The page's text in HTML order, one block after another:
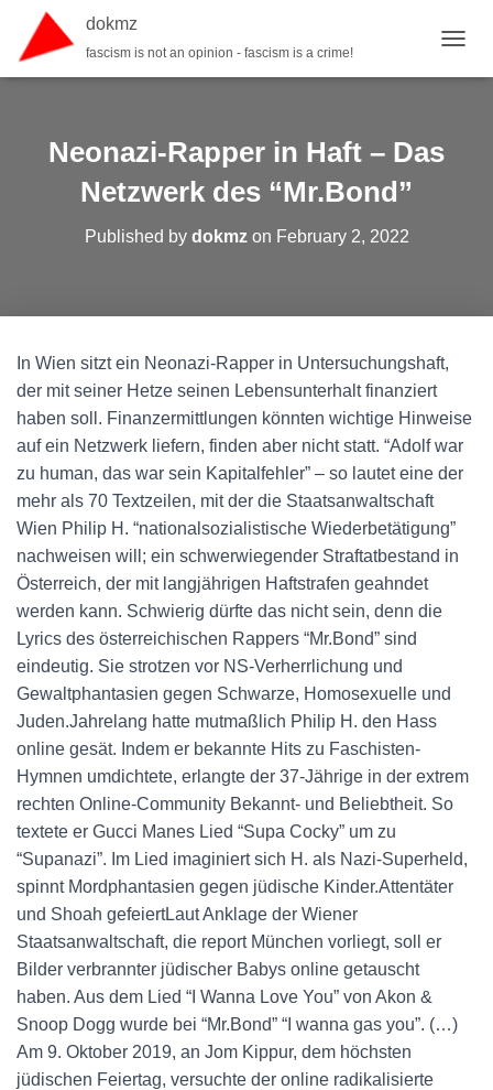
dokmz
fascism is not an opinion - fascism is a crime!
Neonazi-Rapper in Haft – Das
Netzwerk des “Mr.Bond”
Published by dokmzon February 2, 2022
In Wien sitzt ein Neonazi-Rapper in Untersuchungshaft,
der mit seiner Hetze seinen Lebensunterhalt finanziert
haben soll. Finanzermittlungen könnten wichtige Hinweise
auf ein Netzwerk liefern, finden aber nicht statt. “Adolf war
zu human, das war sein Kapitalfehler” – so lautet eine der
mehr als 70 Textzeilen, mit der die Staatsanwaltschaft
Wien Philip H. “nationalsozialistische Wiederbetätigung”
nachweisen will; ein schwerwiegender Straftatbestand in
Österreich, der mit langjährigen Haftstrafen geahndet
werden kann. Schwierig dürfte das nicht sein, denn die
Lyrics des österreichischen Rappers “Mr.Bond” sind
eindeutig. Sie strotzen vor NS-Verherrlichung und
Gewaltphantasien gegen Schwarze, Homosexuelle und
Juden.Jahrelang hatte mutmaßlich Philip H. den Hass
online gesät. Indem er bekannte Hits zu Faschisten-
Hymnen umdichtete, erlangte der 37-Jährige in der extrem
rechten Online-Community Bekannt- und Beliebtheit. So
textete er Gucci Manes Lied “Supa Cocky” um zu
“Supanazi”. Im Lied imaginiert sich H. als Nazi-Superheld,
spinnt Mordphantasien gegen jüdische Kinder.Attentäter
und Shoah gefeiertLaut Anklage der Wiener
Staatsanwaltschaft, die report München vorliegt, soll er
Bilder verbrannter jüdischer Babys online getauscht
haben. Aus dem Lied “I Wanna Love You” von Akon &
Snoop Dogg wurde bei “Mr.Bond” “I wanna gas you”. (…)
Am 9. Oktober 2019, an Jom Kippur, dem höchsten
jüdischen Feiertag, versuchte der online radikalisierte